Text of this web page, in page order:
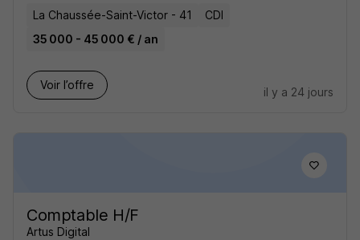
La Chaussée-Saint-Victor - 41
CDI
35 000 - 45 000 € / an
Voir l’offre
il y a 24 jours
Comptable H/F
Artus Digital